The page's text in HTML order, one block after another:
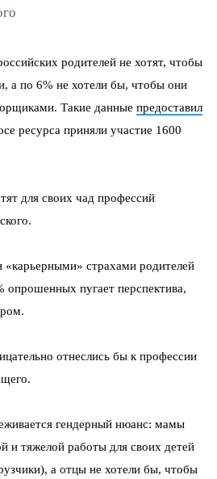
родителей не хотят, чтобы
а по 6% не хотели бы, чтобы они
Такие данные предоставил
ресурса приняли участие 1600
для своих чад профессий
страхами родителей
опрошенных пугает перспектива,
отнеслись бы к профессии
гендерный нюанс: мамы
и тяжелой работы для своих детей
а отцы не хотели бы, чтобы